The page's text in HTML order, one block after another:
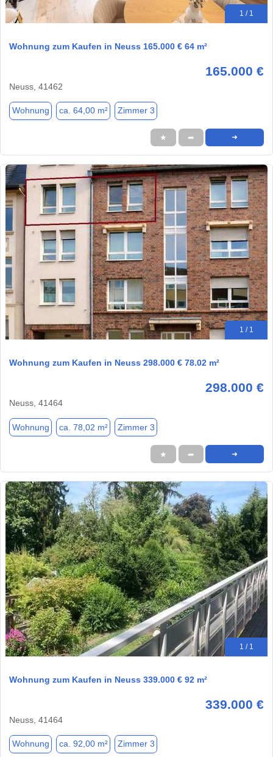
1 / 1
Wohnung zum Kaufen in Neuss 165.000 € 64 m²
165.000 €
Neuss, 41462
Wohnung ca. 64,00 m² Zimmer 3
★ ➦ ➜
1 / 1
Wohnung zum Kaufen in Neuss 298.000 € 78.02 m²
298.000 €
Neuss, 41464
Wohnung ca. 78,02 m² Zimmer 3
★ ➦ ➜
1 / 1
Wohnung zum Kaufen in Neuss 339.000 € 92 m²
339.000 €
Neuss, 41464
Wohnung ca. 92,00 m² Zimmer 3